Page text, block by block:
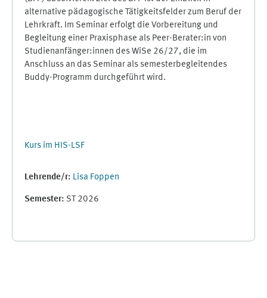
alternative pädagogische Tätigkeitsfelder zum Beruf der
Lehrkraft. Im Seminar erfolgt die Vorbereitung und
Begleitung einer Praxisphase als Peer-Berater:in von
Studienanfänger:innen des WiSe 26/27, die im
Anschluss an das Seminar als semesterbegleitendes
Buddy-Programm durchgeführt wird.
Kurs im HIS-LSF
Lehrende/r: Lisa Foppen
Semester: ST 2026